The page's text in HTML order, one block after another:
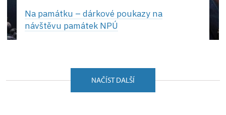
Na památku –⁠ dárkové poukazy na
návštěvu památek NPÚ
NAČÍST DALŠÍ